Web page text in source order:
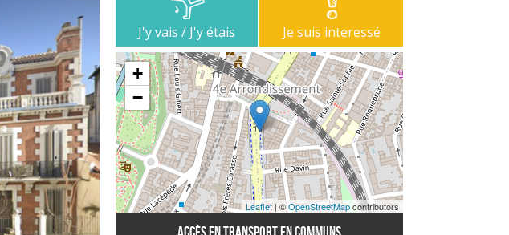
J'y vais / J'y étais Je suis interessé
+
−
Leaflet | ©OpenStreetMapcontributors